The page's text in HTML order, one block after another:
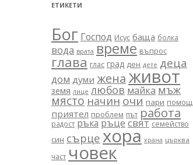
ЕТИКЕТИ
Бог Господ Исус баща болка
вода врата време въпрос
глава глас град ден дете деца
дом думи жена живот
земя лице любов майка мъж
място начин очи пари помощ
приятел проблем път работа
радост ръка ръце свят семейство
син сърце хора храна църква
част човек